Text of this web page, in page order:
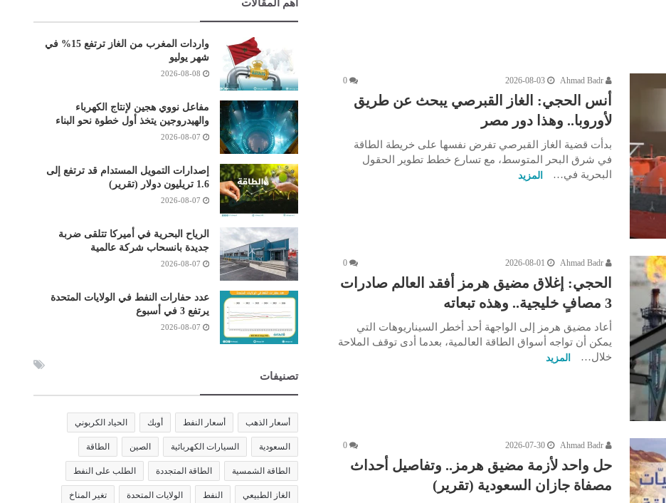
Ahmad Badr
2026-08-03
0
أنس الحجي: الغاز القبرصي يبحث عن طريق
لأوروبا.. وهذا دور مصر
بدأت قضية الغاز القبرصي تفرض نفسها على خريطة الطاقة
في شرق البحر المتوسط، مع تسارع خطط تطوير الحقول
البحرية في…
المزيد
Ahmad Badr
2026-08-01
0
الحجي: إغلاق مضيق هرمز أفقد العالم صادرات
3 مصافٍ خليجية.. وهذه تبعاته
أعاد مضيق هرمز إلى الواجهة أحد أخطر السيناريوهات التي
يمكن أن تواجه أسواق الطاقة العالمية، بعدما أدى توقف الملاحة
خلال…
المزيد
Ahmad Badr
2026-07-30
0
حل واحد لأزمة مضيق هرمز.. وتفاصيل أحداث
مصفاة جازان السعودية (تقرير)
أهم المقالات
واردات المغرب من الغاز ترتفع 15% في
شهر يوليو
2026-08-08
مفاعل نووي هجين لإنتاج الكهرباء
والهيدروجين يتخذ أول خطوة نحو البناء
2026-08-07
إصدارات التمويل المستدام قد ترتفع إلى
1.6 تريليون دولار (تقرير)
2026-08-07
الرياح البحرية في أميركا تتلقى ضربة
جديدة بانسحاب شركة عالمية
2026-08-07
عدد حفارات النفط في الولايات المتحدة
يرتفع 3 في أسبوع
2026-08-07
تصنيفات
أسعار الذهب أسعار النفط أوبك الحياد الكربوني
السعودية السيارات الكهربائية الصين الطاقة
الطاقة الشمسية الطاقة المتجددة الطلب على النفط
الغاز الطبيعي النفط الولايات المتحدة تغير المناخ